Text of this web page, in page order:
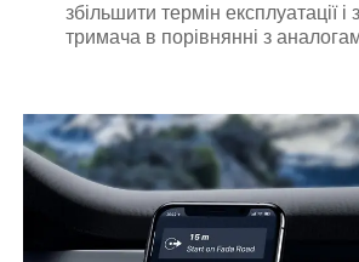
збільшити термін експлуатації і
тримача в порівнянні з